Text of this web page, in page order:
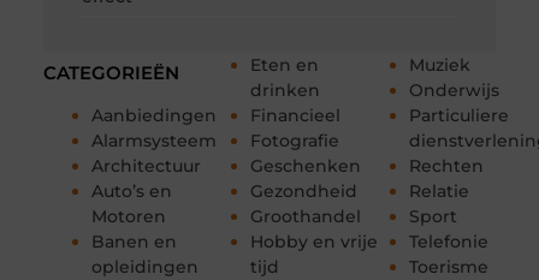
CATEGORIEËN
Aanbiedingen
Alarmsysteem
Architectuur
Auto’s en
Motoren
Banen en
opleidingen
Eten en
drinken
Financieel
Fotografie
Geschenken
Gezondheid
Groothandel
Hobby en vrije
tijd
Muziek
Onderwijs
Particuliere
Rechten
Relatie
Sport
Telefonie
Toerisme